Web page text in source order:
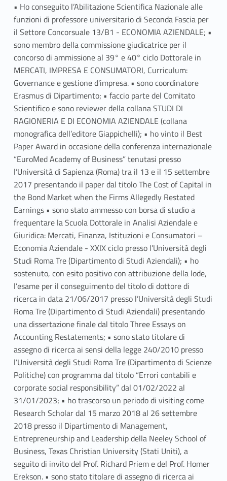
• Ho conseguito l’Abilitazione Scientifica Nazionale alle
funzioni di professore universitario di Seconda Fascia per
il Settore Concorsuale 13/B1 - ECONOMIA AZIENDALE; •
sono membro della commissione giudicatrice per il
concorso di ammissione al 39° e 40° ciclo Dottorale in
MERCATI, IMPRESA E CONSUMATORI, Curriculum:
Governance e gestione d'impresa. • sono coordinatore
Erasmus di Dipartimento; • faccio parte del Comitato
Scientifico e sono reviewer della collana STUDI DI
RAGIONERIA E DI ECONOMIA AZIENDALE (collana
monografica dell’editore Giappichelli); • ho vinto il Best
Paper Award in occasione della conferenza internazionale
“EuroMed Academy of Business” tenutasi presso
l’Università di Sapienza (Roma) tra il 13 e il 15 settembre
2017 presentando il paper dal titolo The Cost of Capital in
the Bond Market when the Firms Allegedly Restated
Earnings • sono stato ammesso con borsa di studio a
frequentare la Scuola Dottorale in Analisi Aziendale e
Giuridica: Mercati, Finanza, Istituzioni e Consumatori –
Economia Aziendale - XXIX ciclo presso l’Università degli
Studi Roma Tre (Dipartimento di Studi Aziendali); • ho
sostenuto, con esito positivo con attribuzione della lode,
l’esame per il conseguimento del titolo di dottore di
ricerca in data 21/06/2017 presso l’Università degli Studi
Roma Tre (Dipartimento di Studi Aziendali) presentando
una dissertazione finale dal titolo Three Essays on
Accounting Restatements; • sono stato titolare di
assegno di ricerca ai sensi della legge 240/2010 presso
l’Università degli Studi Roma Tre (Dipartimento di Scienze
Politiche) con programma dal titolo “Errori contabili e
corporate social responsibility” dal 01/02/2022 al
31/01/2023; • ho trascorso un periodo di visiting come
Research Scholar dal 15 marzo 2018 al 26 settembre
2018 presso il Dipartimento di Management,
Entrepreneurship and Leadership della Neeley School of
Business, Texas Christian University (Stati Uniti), a
seguito di invito del Prof. Richard Priem e del Prof. Homer
Erekson. • sono stato titolare di assegno di ricerca ai